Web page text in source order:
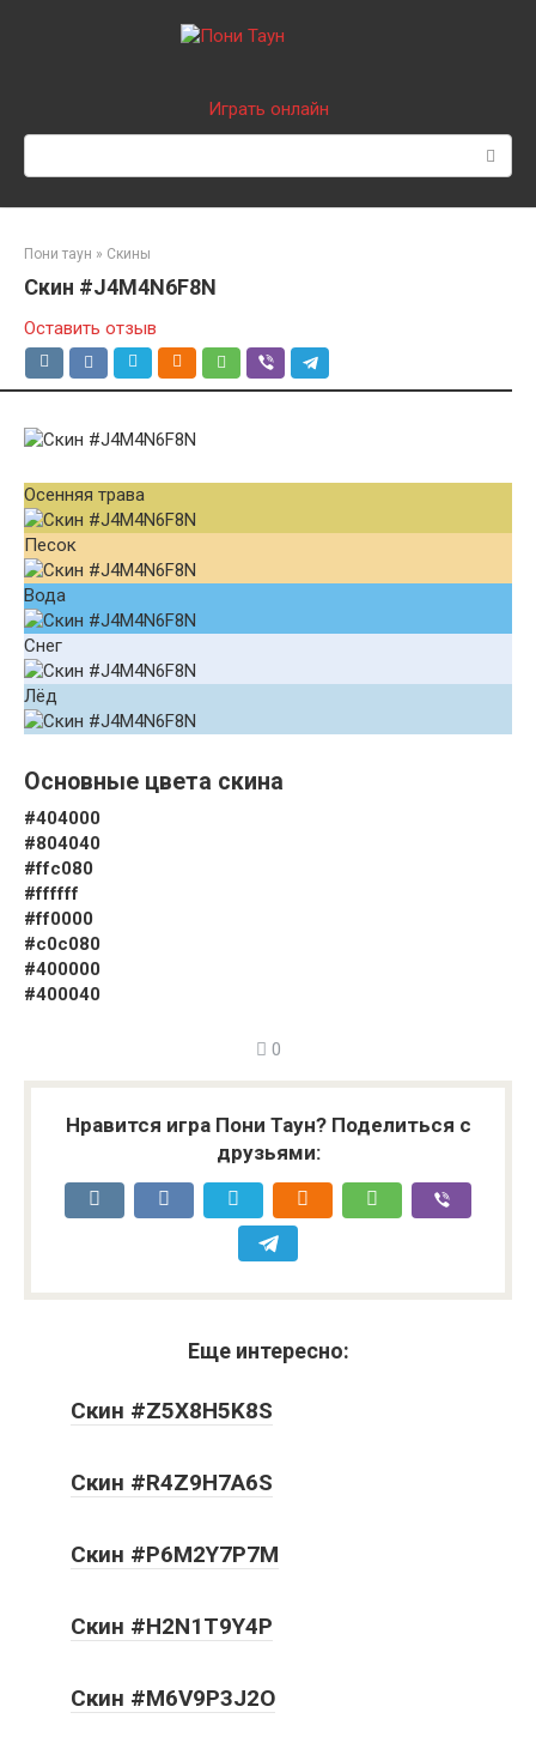
Играть онлайн
Пони таун » Скины
Скин #J4M4N6F8N
Оставить отзыв
Осенняя трава
Песок
Вода
Снег
Лёд
Основные цвета скина
#404000
#804040
#ffc080
#ffffff
#ff0000
#c0c080
#400000
#400040
0
Нравится игра Пони Таун? Поделиться с
друзьями:
Еще интересно:
Скин #Z5X8H5K8S
Скин #R4Z9H7A6S
Скин #P6M2Y7P7M
Скин #H2N1T9Y4P
Скин #M6V9P3J2O